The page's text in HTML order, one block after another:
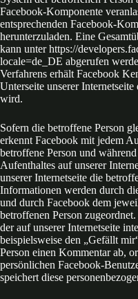
Facebook-Komponente
entsprechenden Facebook-
herunterzuladen. Eine
kann unter https://
locale=de_DE abgerufen
Verfahrens erhält Facebook
Unterseite unserer
wird.
Sofern die betroffene Person
erkennt Facebook mit jedem
betroffene Person und
Aufenthaltes auf unserer
unserer Internetseite die
Informationen werden durch
und durch Facebook dem
betroffenen Person
der auf unserer Internetseite
beispielsweise den „Gefällt
Person einen Kommentar ab,
persönlichen Facebook-
speichert diese